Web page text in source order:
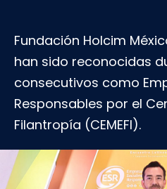
Fundación Holcim
han sido reconocidas
consecutivos como
Responsables por el
Filantropía (CEMEFI).